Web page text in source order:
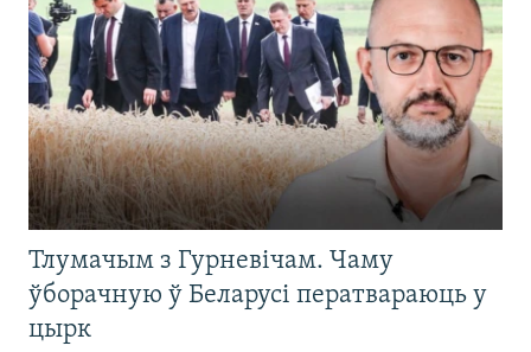
Тлумачым з Гурневічам. Чаму
ўборачную ў Беларусі ператвараюць у
цырк